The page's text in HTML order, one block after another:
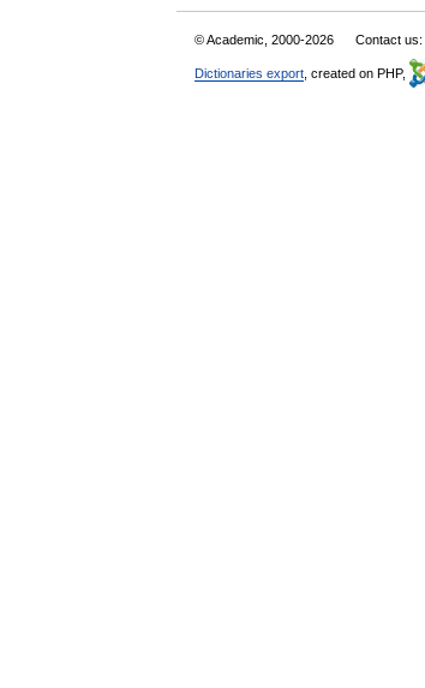
© Academic, 2000-2026 Contact us:
Dictionaries export , created on PHP,